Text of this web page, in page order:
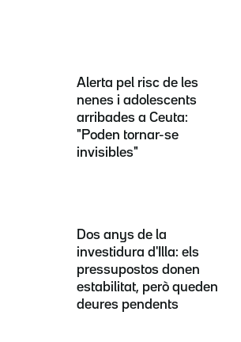
Alerta pel risc de les
nenes i adolescents
arribades a Ceuta:
"Poden tornar-se
invisibles"
Dos anys de la
investidura d'Illa: els
pressupostos donen
estabilitat, però queden
deures pendents